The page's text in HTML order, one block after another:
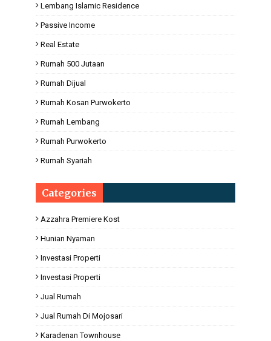
Lembang Islamic Residence
Passive Income
Real Estate
Rumah 500 Jutaan
Rumah Dijual
Rumah Kosan Purwokerto
Rumah Lembang
Rumah Purwokerto
Rumah Syariah
Categories
Azzahra Premiere Kost
Hunian Nyaman
Investasi Properti
Investasi Properti
Jual Rumah
Jual Rumah Di Mojosari
Karadenan Townhouse